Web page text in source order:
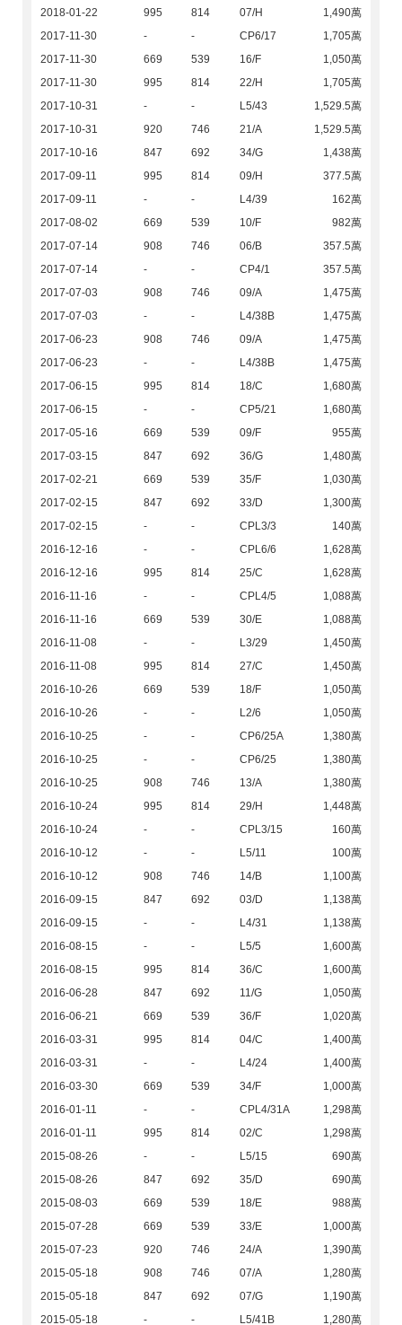
2018-01-22
995 814 07/H
1,490萬
2017-11-30
- - CP6/17
1,705萬
2017-11-30
669 539 16/F
1,050萬
2017-11-30
995 814 22/H
1,705萬
2017-10-31
- - L5/43
1,529.5萬
2017-10-31
920 746 21/A
1,529.5萬
2017-10-16
847 692 34/G
1,438萬
2017-09-11
995 814 09/H
377.5萬
2017-09-11
- - L4/39
162萬
2017-08-02
669 539 10/F
982萬
2017-07-14
908 746 06/B
357.5萬
2017-07-14
- - CP4/1
357.5萬
2017-07-03
908 746 09/A
1,475萬
2017-07-03
- - L4/38B
1,475萬
2017-06-23
908 746 09/A
1,475萬
2017-06-23
- - L4/38B
1,475萬
2017-06-15
995 814 18/C
1,680萬
2017-06-15
- - CP5/21
1,680萬
2017-05-16
669 539 09/F
955萬
2017-03-15
847 692 36/G
1,480萬
2017-02-21
669 539 35/F
1,030萬
2017-02-15
847 692 33/D
1,300萬
2017-02-15
- - CPL3/3
140萬
2016-12-16
- - CPL6/6
1,628萬
2016-12-16
995 814 25/C
1,628萬
2016-11-16
- - CPL4/5
1,088萬
2016-11-16
669 539 30/E
1,088萬
2016-11-08
- - L3/29
1,450萬
2016-11-08
995 814 27/C
1,450萬
2016-10-26
669 539 18/F
1,050萬
2016-10-26
- - L2/6
1,050萬
2016-10-25
- - CP6/25A
1,380萬
2016-10-25
- - CP6/25
1,380萬
2016-10-25
908 746 13/A
1,380萬
2016-10-24
995 814 29/H
1,448萬
2016-10-24
- - CPL3/15
160萬
2016-10-12
- - L5/11
100萬
2016-10-12
908 746 14/B
1,100萬
2016-09-15
847 692 03/D
1,138萬
2016-09-15
- - L4/31
1,138萬
2016-08-15
- - L5/5
1,600萬
2016-08-15
995 814 36/C
1,600萬
2016-06-28
847 692 11/G
1,050萬
2016-06-21
669 539 36/F
1,020萬
2016-03-31
995 814 04/C
1,400萬
2016-03-31
- - L4/24
1,400萬
2016-03-30
669 539 34/F
1,000萬
2016-01-11
- - CPL4/31A
1,298萬
2016-01-11
995 814 02/C
1,298萬
2015-08-26
- - L5/15
690萬
2015-08-26
847 692 35/D
690萬
2015-08-03
669 539 18/E
988萬
2015-07-28
669 539 33/E
1,000萬
2015-07-23
920 746 24/A
1,390萬
2015-05-18
908 746 07/A
1,280萬
2015-05-18
847 692 07/G
1,190萬
2015-05-18
- - L5/41B 1,280萬